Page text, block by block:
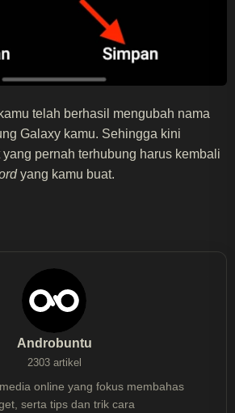
telah berhasil mengubah nama
Galaxy kamu. Sehingga kini
pernah terhubung harus kembali
yang kamu buat.
Androbuntu
2303 artikel
online yang fokus membahas
serta tips dan trik cara